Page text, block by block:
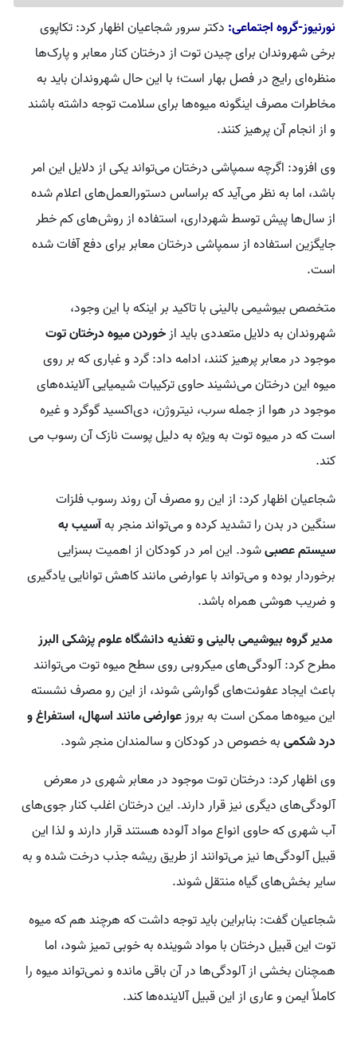
نورنیوز-گروه اجتماعی: دکتر سرور شجاعیان اظهار کرد: تکاپوی
برخی شهروندان برای چیدن توت از درختان کنار معابر و پارک‌ها
منظره‌ای رایج در فصل بهار است؛ با این حال شهروندان باید به
مخاطرات مصرف اینگونه میوه‌ها برای سلامت توجه داشته باشند
و از انجام آن پرهیز کنند.
وی افزود: اگرچه سمپاشی درختان می‌تواند یکی از دلایل این امر
باشد، اما به نظر می‌آید که براساس دستورالعمل‌های اعلام شده
از سال‌ها پیش توسط شهرداری، استفاده از روش‌های کم خطر
جایگزین استفاده از سمپاشی درختان معابر برای دفع آفات شده
است.
متخصص بیوشیمی بالینی با تاکید بر اینکه با این وجود،
شهروندان به دلایل متعددی باید ازخوردن میوه درختان توت
موجود در معابر پرهیز کنند، ادامه داد: گرد و غباری که بر روی
میوه این درختان می‌نشیند حاوی ترکیبات شیمیایی آلاینده‌های
موجود در هوا از جمله سرب، نیتروژن، دی‌اکسید گوگرد و غیره
است که در میوه توت به ویژه به دلیل پوست نازک آن رسوب می
کند.
شجاعیان اظهار کرد: از این رو مصرف آن روند رسوب فلزات
سنگین در بدن را تشدید کرده و می‌تواند منجر بهآسیب به
سیستم عصبیشود. این امر در کودکان از اهمیت بسزایی
برخوردار بوده و می‌تواند با عوارضی مانند کاهش توانایی یادگیری
و ضریب هوشی همراه باشد.
مدیر گروه بیوشیمی بالینی و تغذیه دانشگاه علوم پزشکی البرز
مطرح کرد: آلودگی‌های میکروبی روی سطح میوه توت می‌توانند
باعث ایجاد عفونت‌های گوارشی شوند، از این رو مصرف نشسته
این میوه‌ها ممکن است به بروزعوارضی مانند اسهال، استفراغ و
درد شکمیبه خصوص در کودکان و سالمندان منجر شود.
وی اظهار کرد: درختان توت موجود در معابر شهری در معرض
آلودگی‌های دیگری نیز قرار دارند. این درختان اغلب کنار جوی‌های
آب شهری که حاوی انواع مواد آلوده هستند قرار دارند و لذا این
قبیل آلودگی‌ها نیز می‌توانند از طریق ریشه‌ جذب درخت شده و به
سایر بخش‌های گیاه منتقل شوند.
شجاعیان گفت: بنابراین باید توجه داشت که هرچند هم که میوه
توت این قبیل درختان با مواد شوینده به خوبی تمیز شود، اما
همچنان بخشی از آلودگی‌ها در آن باقی مانده و نمی‌تواند میوه را
کاملاً ایمن و عاری از این قبیل آلاینده‌ها کند.